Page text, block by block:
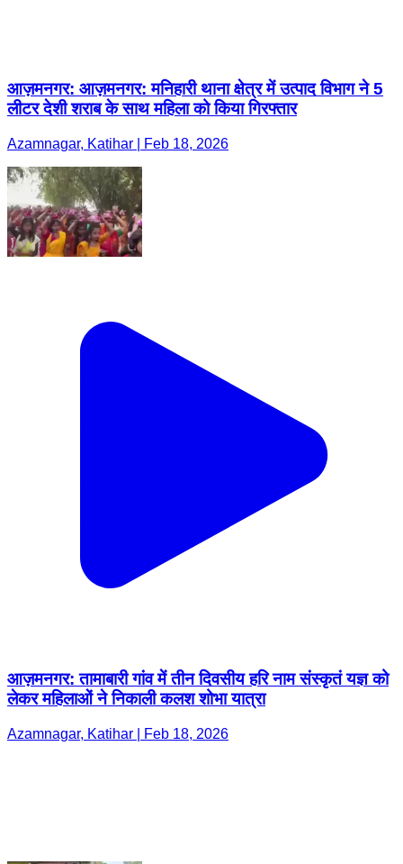
आज़मनगर: आज़मनगर: मनिहारी थाना क्षेत्र में उत्पाद विभाग ने 5
लीटर देशी शराब के साथ महिला को किया गिरफ्तार
Azamnagar, Katihar | Feb 18, 2026
आज़मनगर: तामाबारी गांव में तीन दिवसीय हरि नाम संस्कृतं यज्ञ को
लेकर महिलाओं ने निकाली कलश शोभा यात्रा
Azamnagar, Katihar | Feb 18, 2026